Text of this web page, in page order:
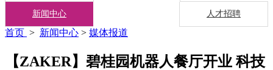
新闻中心 人才招聘
首页 > 新闻中心 > 媒体报道
【ZAKER】碧桂园机器人餐厅开业 科技